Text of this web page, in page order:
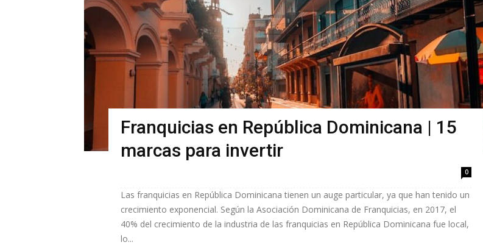
Franquicias en República Dominicana | 15
marcas para invertir
0
Las franquicias en República Dominicana tienen un auge particular, ya que han tenido un
crecimiento exponencial. Según la Asociación Dominicana de Franquicias, en 2017, el
40% del crecimiento de la industria de las franquicias en República Dominicana fue local,
lo...